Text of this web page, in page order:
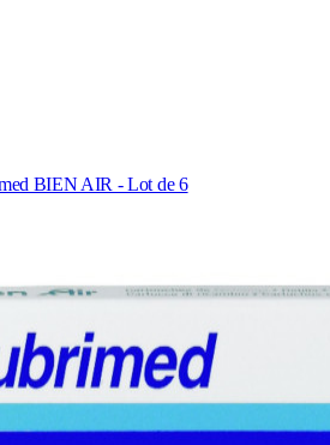
BIEN AIR - Lot de 6